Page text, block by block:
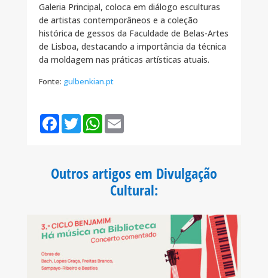
Galeria Principal, coloca em diálogo esculturas
de artistas contemporâneos e a coleção
histórica de gessos da Faculdade de Belas-Artes
de Lisboa, destacando a importância da técnica
da moldagem nas práticas artísticas atuais.
Fonte: gulbenkian.pt
F
o
T
w
r
W
p
E
Outros artigos em Divulgação
Cultural: